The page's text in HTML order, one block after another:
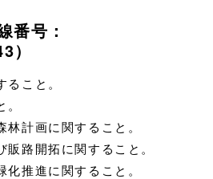
番号：
こと。
計画に関すること。
路開拓に関すること。
推進に関すること。